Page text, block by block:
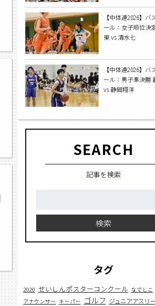
【中体連2026】バ
ール：女子順位決
東 vs 清水七
【中体連2026】バ
ール：男子準決勝
vs 静岡翔洋
SEARCH
記事を検索
検索
タグ
2020 せいしんポスターコンクール なでしこ
アナウンサー キーパー ゴルフ ジュニアアスリ